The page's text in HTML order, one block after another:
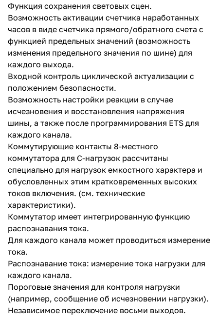
Функция сохранения световых сцен.
Возможность активации счетчика наpаботанных
часов в виде счетчика прямого/обратного счета с
функцией предельных значений (возможность
изменения предельного значения по шине) для
каждого выхода.
Входной контроль циклической актуализации с
положением безопасности.
Возможность настройки реакции в случае
исчезновения и восстановления напряжения
шины, а также после программирования ETS для
каждого канала.
Коммутирующие контакты 8-местного
коммутатора для C-нагрузок рассчитаны
специально для нагрузок емкостного характера и
обусловленных этим кратковременных высоких
токов включения. (см. технические
характеристики).
Коммутатор имеет интегрированную функцию
распознавания тока.
Для каждого канала может проводиться измерение
тока.
Распознавание тока: измерение тока нагрузки для
каждого канала.
Пороговые значения для контроля нагрузки
(например, сообщение об исчезновении нагрузки).
Независимое переключение восьми выходов.